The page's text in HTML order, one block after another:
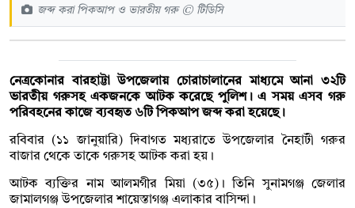
জব্দ করা পিকআপ ও ভারতীয় গরু © টিডিসি
নেত্রকোনার বারহাট্টা উপজেলায় চোরাচালানের মাধ্যমে আনা ৩২টি
ভারতীয় গরুসহ একজনকে আটক করেছে পুলিশ। এ সময় এসব গরু
পরিবহনের কাজে ব্যবহৃত ৬টি পিকআপ জব্দ করা হয়েছে।
রবিবার (১১ জানুয়ারি) দিবাগত মধ্যরাতে উপজেলার নৈহাটী গরুর
বাজার থেকে তাকে গরুসহ আটক করা হয়।
আটক ব্যক্তির নাম আলমগীর মিয়া (৩৫)। তিনি সুনামগঞ্জ জেলার
জামালগঞ্জ উপজেলার শায়েস্তাগঞ্জ এলাকার বাসিন্দা।